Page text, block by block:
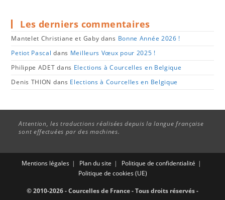
Les derniers commentaires
Mantelet Christiane et Gaby dans Bonne Année 2026 !
Petiot Pascal dans Meilleurs Vœux pour 2025 !
Philippe ADET dans Elections à Courcelles en Belgique
Denis THION dans Elections à Courcelles en Belgique
Attention, les traductions réalisées depuis la langue française
sont effectuées par des machines.
Mentions légales Plan du site
Politique de confidentialité
Politique de cookies (UE)
© 2010-2026 - Courcelles de France - Tous droits réservés -